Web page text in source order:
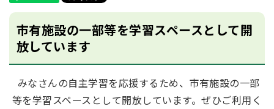
市有施設の一部等を学習スペースとして開
放しています
みなさんの自主学習を応援するため、市有施設の一部
等を学習スペースとして開放しています。ぜひご利用く